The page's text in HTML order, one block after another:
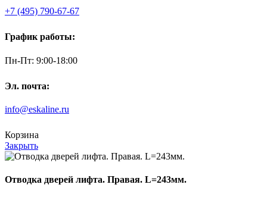
+7 (495) 790-67-67
График работы:
Пн-Пт: 9:00-18:00
Эл. почта:
info@eskaline.ru
Корзина
Закрыть
Отводка дверей лифта. Правая. L=243мм.